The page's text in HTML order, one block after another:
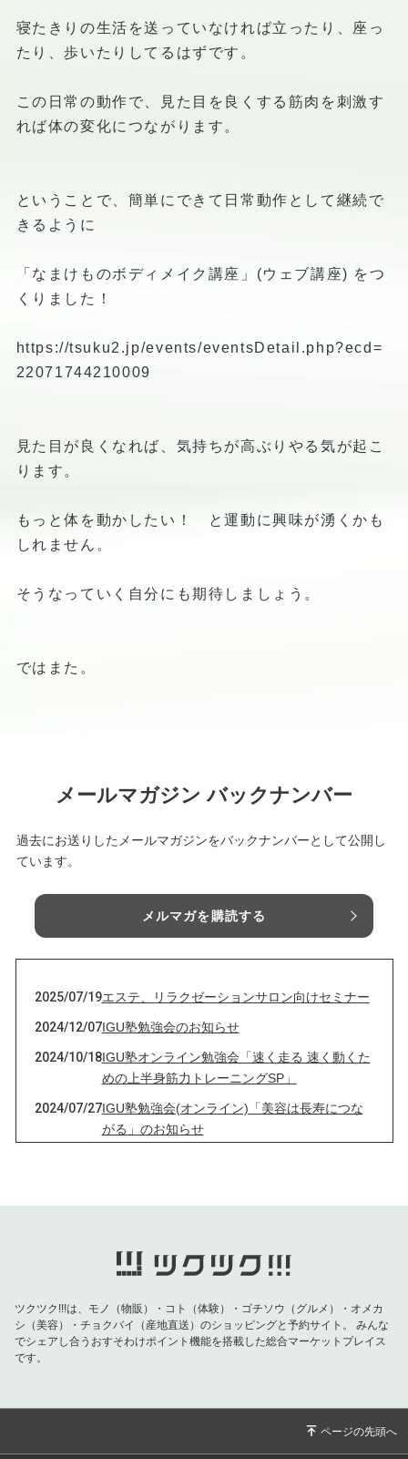
寝たきりの生活を送っていなければ立ったり、座っ
たり、歩いたりしてるはずです。
この日常の動作で、見た目を良くする筋肉を刺激す
れば体の変化につながります。
ということで、簡単にできて日常動作として継続で
きるように
「なまけものボディメイク講座」(ウェブ講座) をつ
くりました！
https://tsuku2.jp/events/eventsDetail.php?ecd=
22071744210009
見た目が良くなれば、気持ちが高ぶりやる気が起こ
ります。
もっと体を動かしたい！ と運動に興味が湧くかも
しれません。
そうなっていく自分にも期待しましょう。
ではまた。
メールマガジン バックナンバー
過去にお送りしたメールマガジンをバックナンバーとして公開し
ています。
メルマガを購読する
2025/07/19エステ、リラクゼーションサロン向けセミナー
2024/12/07IGU塾勉強会のお知らせ
2024/10/18IGU塾オンライン勉強会「速く走る 速く動くた
めの上半身筋力トレーニングSP」
2024/07/27IGU塾勉強会(オンライン)「美容は長寿につな
がる」のお知らせ
世代型エイジング化粧水)について
訂正
2023/10/18 【有酸素食事法の効果】と10月の営業について
2023/07/29８月の営業について
2023/03/06
ツクツク!!!は、モノ（物販）・コト（体験）・ゴチソウ（グルメ）・オメカ
シ（美容）・チョクバイ（産地直送）のショッピングと予約サイト。
みんな
でシェアし合うおすそわけポイント機能を搭載した総合マーケットプレイス
です。